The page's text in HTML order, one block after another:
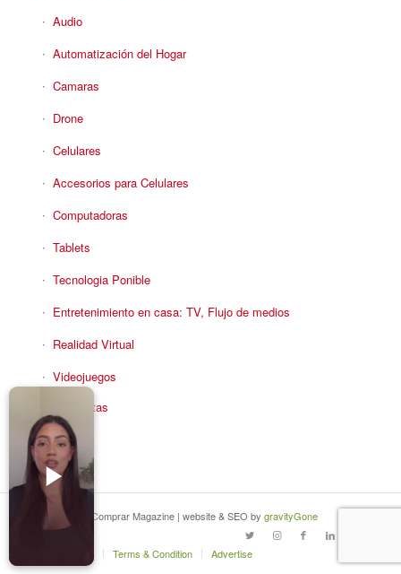
Audio
Automatización del Hogar
Camaras
Drone
Celulares
Accesorios para Celulares
Computadoras
Tablets
Tecnologia Ponible
Entretenimiento en casa: TV, Flujo de medios
Realidad Virtual
Videojuegos
Reciba Ofertas
© Copyright - Comprar Magazine | website & SEO by gravityGone
Terms & Condition Advertise